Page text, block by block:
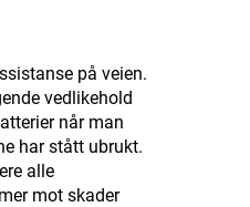
på veien.
vedlikehold
når man
har stått ubrukt.
alle
mot skader